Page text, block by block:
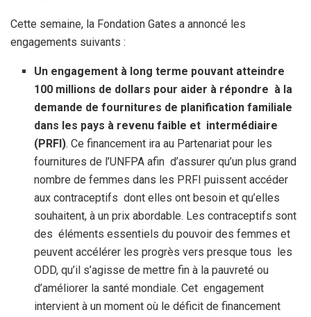
Cette semaine, la Fondation Gates a annoncé les
engagements suivants :
Un engagement à long terme pouvant atteindre
100 millions de dollars pour aider à répondre à la
demande de fournitures de planification familiale
dans les pays à revenu faible et intermédiaire
(PRFI). Ce financement ira au Partenariat pour les
fournitures de l’UNFPA afin d’assurer qu’un plus grand
nombre de femmes dans les PRFI puissent accéder
aux contraceptifs dont elles ont besoin et qu’elles
souhaitent, à un prix abordable. Les contraceptifs sont
des éléments essentiels du pouvoir des femmes et
peuvent accélérer les progrès vers presque tous les
ODD, qu’il s’agisse de mettre fin à la pauvreté ou
d’améliorer la santé mondiale. Cet engagement
intervient à un moment où le déficit de financement